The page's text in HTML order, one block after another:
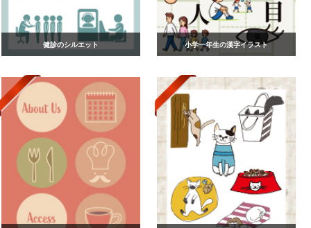
健診のシルエット 小学一年生の漢字イラスト